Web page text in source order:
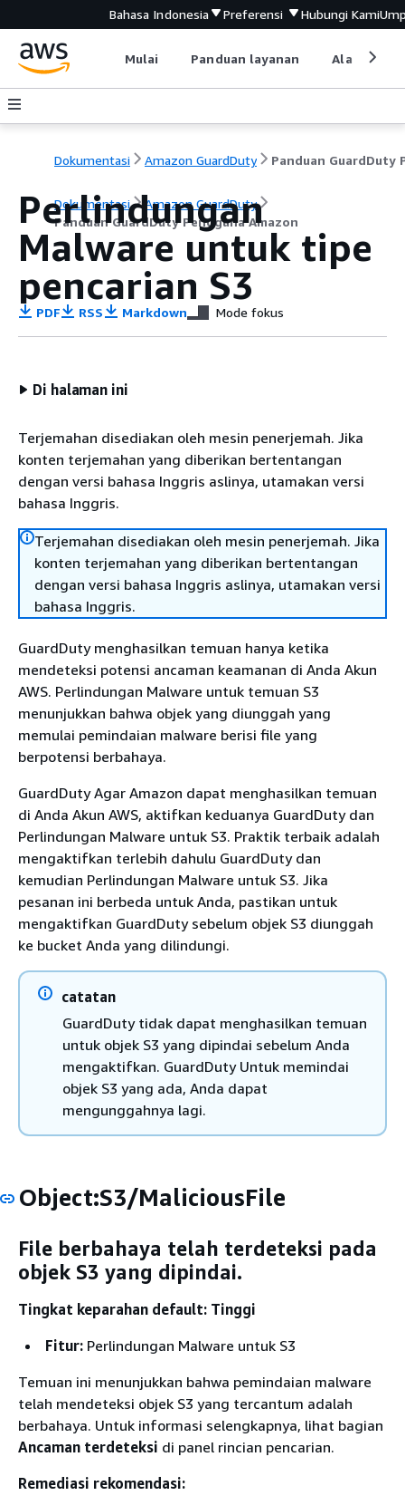
Bahasa Indonesia Preferensi Hubungi Kami
Mulai Panduan layanan Alat
Dokumentasi Amazon GuardDuty
Dokumentasi
Amazon GuardDuty
Panduan GuardDuty Pengguna Amazon
Perlindungan
Malware untuk tipe
pencarian S3
PDF RSS Markdown Mode fokus
Di halaman ini
Terjemahan disediakan oleh mesin penerjemah. Jika
konten terjemahan yang diberikan bertentangan
dengan versi bahasa Inggris aslinya, utamakan versi
bahasa Inggris.
Terjemahan disediakan oleh mesin penerjemah. Jika
konten terjemahan yang diberikan bertentangan
dengan versi bahasa Inggris aslinya, utamakan versi
bahasa Inggris.
GuardDuty menghasilkan temuan hanya ketika
mendeteksi potensi ancaman keamanan di Anda Akun
AWS. Perlindungan Malware untuk temuan S3
menunjukkan bahwa objek yang diunggah yang
memulai pemindaian malware berisi file yang
berpotensi berbahaya.
GuardDuty Agar Amazon dapat menghasilkan temuan
di Anda Akun AWS, aktifkan keduanya GuardDuty dan
Perlindungan Malware untuk S3. Praktik terbaik adalah
mengaktifkan terlebih dahulu GuardDuty dan
kemudian Perlindungan Malware untuk S3. Jika
pesanan ini berbeda untuk Anda, pastikan untuk
mengaktifkan GuardDuty sebelum objek S3 diunggah
ke bucket Anda yang dilindungi.
catatan
GuardDuty tidak dapat menghasilkan temuan
untuk objek S3 yang dipindai sebelum Anda
mengaktifkan. GuardDuty Untuk memindai
objek S3 yang ada, Anda dapat
mengunggahnya lagi.
Object:S3/MaliciousFile
File berbahaya telah terdeteksi pada
objek S3 yang dipindai.
Tingkat keparahan default: Tinggi
Fitur: Perlindungan Malware untuk S3
Temuan ini menunjukkan bahwa pemindaian malware
telah mendeteksi objek S3 yang tercantum adalah
berbahaya. Untuk informasi selengkapnya, lihat bagian
Ancaman terdeteksi di panel rincian pencarian.
Remediasi rekomendasi: